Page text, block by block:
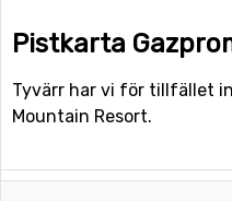
Pistkarta
Tyvärr har vi för tillfället
Mountain Resort.